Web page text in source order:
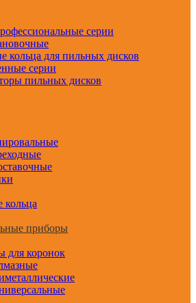
серии
кольца для пильных дисков
серии
пильных дисков
кольца
приборы
для коронок